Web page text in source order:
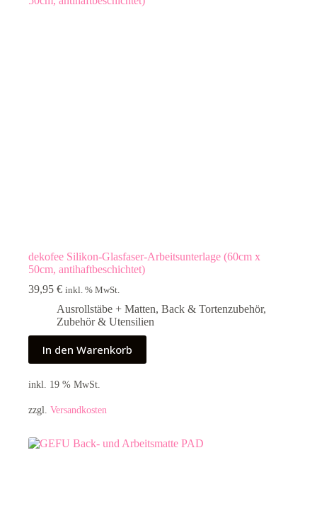
dekofee Silikon-Glasfaser-Arbeitsunterlage (60cm x
50cm, antihaftbeschichtet)
39,95 € inkl. % MwSt.
Ausrollstäbe + Matten, Back & Tortenzubehör,
Zubehör & Utensilien
In den Warenkorb
inkl. 19 % MwSt.
zzgl. Versandkosten